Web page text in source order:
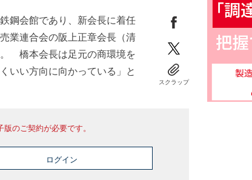
鋼会館であり、新会長に着任
業連合会の阪上正章会長（清
橋本会長は足元の商環境を
いい方向に向かっている」と
スクラップ
のご契約が必要です。
ログイン